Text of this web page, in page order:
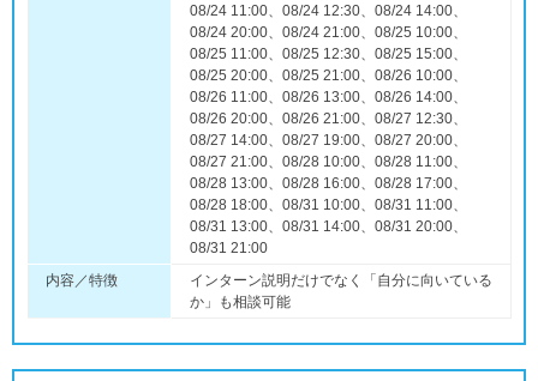
08/24 11:00、08/24 12:30、08/24 14:00、
08/24 20:00、08/24 21:00、08/25 10:00、
08/25 11:00、08/25 12:30、08/25 15:00、
08/25 20:00、08/25 21:00、08/26 10:00、
08/26 11:00、08/26 13:00、08/26 14:00、
08/26 20:00、08/26 21:00、08/27 12:30、
08/27 14:00、08/27 19:00、08/27 20:00、
08/27 21:00、08/28 10:00、08/28 11:00、
08/28 13:00、08/28 16:00、08/28 17:00、
08/28 18:00、08/31 10:00、08/31 11:00、
08/31 13:00、08/31 14:00、08/31 20:00、
08/31 21:00
内容／特徴
インターン説明だけでなく「自分に向いている
か」も相談可能